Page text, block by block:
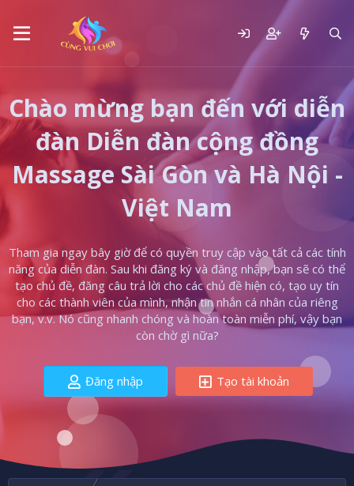
Chào mừng bạn đến với diễn
đàn Diễn đàn cộng đồng
Massage Sài Gòn và Hà Nội -
Việt Nam
Tham gia ngay bây giờ để có quyền truy cập vào tất cả các tính
năng của diễn đàn. Sau khi đăng ký và đăng nhập, bạn sẽ có thể
tạo chủ đề, đăng câu trả lời cho các chủ đề hiện có, tạo uy tín
cho các thành viên của mình, nhận tin nhắn cá nhân của riêng
bạn, v.v. Nó cũng nhanh chóng và hoàn toàn miễn phí, vậy bạn
còn chờ gì nữa?
Đăng nhập Tạo tài khoản